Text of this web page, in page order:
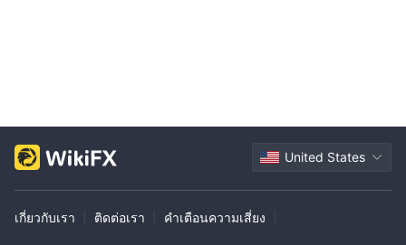
United States
เกี่ยวกับเรา ติดต่อเรา คำเตือนความเสี่ยง